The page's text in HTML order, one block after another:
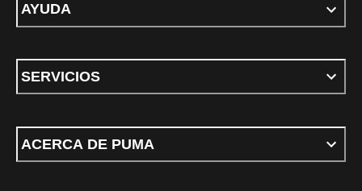
AYUDA
SERVICIOS
ACERCA DE PUMA